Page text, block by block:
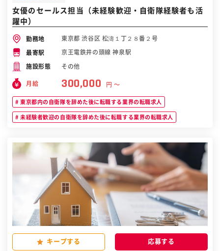
女優のセールス担当（未経験歓迎・自衛隊経験者も活
躍中）
勤務地 東京都 渋谷区 松濤１丁２８番２号
最寄駅 京王電鉄井の頭線 神泉駅
施設形態 その他
月給 300,000 円 〜
東京都内の自衛隊を辞めた後に転職する業界の転職求人
未経験者歓迎の自衛隊を辞めた後に転職する業界の転職求人
キープする